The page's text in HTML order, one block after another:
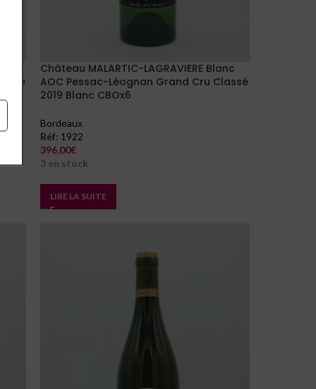
Château MALARTIC-LAGRAVIERE Blanc
AOC Pessac-Léognan Grand Cru Classé
2019 Blanc CBOx6
Bordeaux
Réf: 1922
396,00€
3 en stock
LIRE LA SUITE